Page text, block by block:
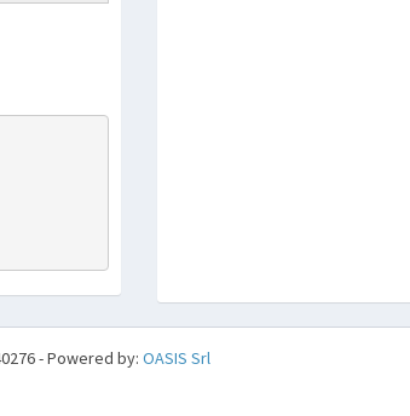
- Powered by: OASIS Srl